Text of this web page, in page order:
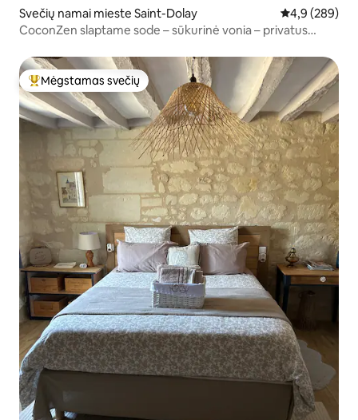
Svečių namai mieste Saint-Dolay Vidutinis
4,9 (289)
CoconZen slaptame sode – sūkurinė vonia – privatus
Svečių mėgstamiausias
Mėgstamas svečių